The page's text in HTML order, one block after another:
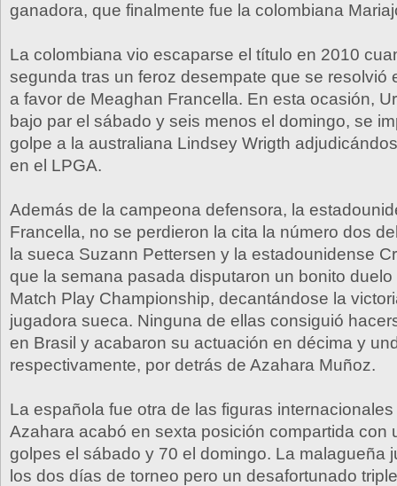
ganadora, que finalmente fue la colombiana
La colombiana vio escaparse el título en 2010
segunda tras un feroz desempate que se resolvió
a favor de Meaghan Francella. En esta ocasión,
bajo par el sábado y seis menos el domingo, se
golpe a la australiana Lindsey Wrigth
en el LPGA.
Además de la campeona defensora, la
Francella, no se perdieron la cita la número dos
la sueca Suzann Pettersen y la estadounidense
que la semana pasada disputaron un bonito
Match Play Championship, decantándose la
jugadora sueca. Ninguna de ellas consiguió
en Brasil y acabaron su actuación en décima y
respectivamente, por detrás de Azahara Muñoz.
La española fue otra de las figuras
Azahara acabó en sexta posición compartida con
golpes el sábado y 70 el domingo. La malagueña
los dos días de torneo pero un desafortunado